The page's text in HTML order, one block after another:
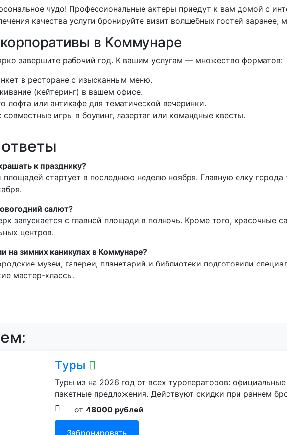
чудо! Профессиональные актеры приедут к вам домой с
качества услуги бронируйте визит волшебных гостей заранее,
в Коммунаре
завершите рабочий год. К вашим услугам — множество форматов:
в ресторане с изысканным меню.
(кейтеринг) в вашем офисе.
лофта или антикафе для тематической вечеринки.
игры в боулинг, лазертаг или командные квесты.
к празднику?
стартует в последнюю неделю ноября. Главную елку
салют?
запускается с главной площади в полночь. Кроме того, красочные
центров.
на зимних каникулах в Коммунаре?
музеи, галереи, планетарий и библиотеки подготовили
мастер-классы.
Туры
Туры из на 2026 год от всех туроператоров:
пакетные предложения. Действуют скидки при раннем
от 48000 рублей
Забронировать